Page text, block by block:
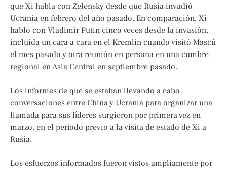
que Xi habla con Zelensky desde que Rusia invadió
Ucrania en febrero del año pasado. En comparación, Xi
habló con Vladimir Putin cinco veces desde la invasión,
incluida un cara a cara en el Kremlin cuando visitó Moscú
el mes pasado y otra reunión en persona en una cumbre
regional en Asia Central en septiembre pasado.
Los informes de que se estaban llevando a cabo
conversaciones entre China y Ucrania para organizar una
llamada para sus líderes surgieron por primera vez en
marzo, en el período previo a la visita de estado de Xi a
Rusia.
Los esfuerzos informados fueron vistos ampliamente por